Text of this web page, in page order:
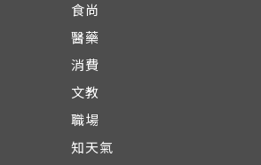
食尚
醫藥
消費
文教
職場
知天氣